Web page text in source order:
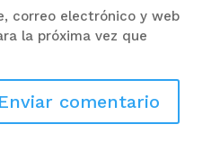
correo electrónico y web
la próxima vez que